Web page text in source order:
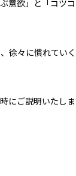
欲」と「コツ
々に慣れてい
ご説明いたしま